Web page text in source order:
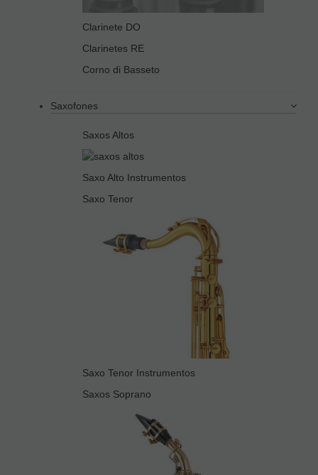
Clarinete DO
Clarinetes RE
Corno di Basseto
Saxofones
Saxos Altos
Saxo Alto Instrumentos
Saxo Tenor
Saxo Tenor Instrumentos
Saxos Soprano